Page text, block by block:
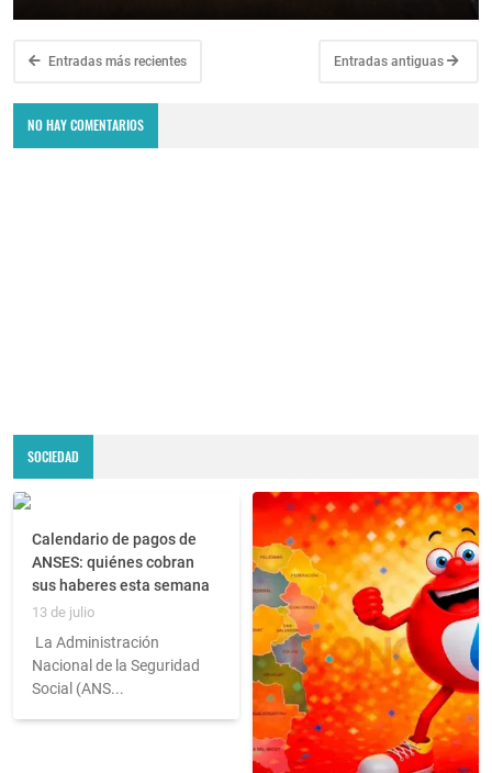
Entradas más recientes Entradas antiguas
NO HAY COMENTARIOS
SOCIEDAD
Calendario de pagos de
ANSES: quiénes cobran
sus haberes esta semana
13 de julio
La Administración
Nacional de la Seguridad
Social (ANS...